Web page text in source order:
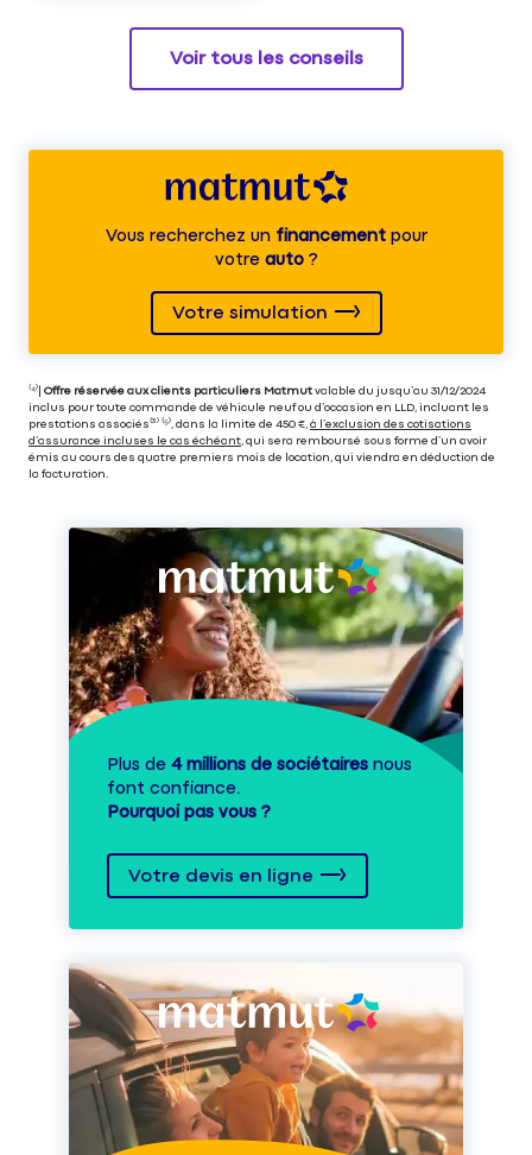
Voir tous les conseils
Vous recherchez unfinancementpour
votre auto?
Votre simulation
⁽⁴⁾| Offre réservée aux clients particuliers Matmut valable du jusqu’au 31/12/2024
inclus pour toute commande de véhicule neuf ou d’occasion en LLD, incluant les
prestations associés⁽³⁾ ⁽⁵⁾, dans la limite de 450 €, à l’exclusion des cotisations
d’assurance incluses le cas échéant , qui sera remboursé sous forme d’un avoir
émis au cours des quatre premiers mois de location, qui viendra en déduction de
la facturation.
Plus de 4 millions de sociétaires nous
font confiance.
Pourquoi pas vous ?
Votre devis en ligne